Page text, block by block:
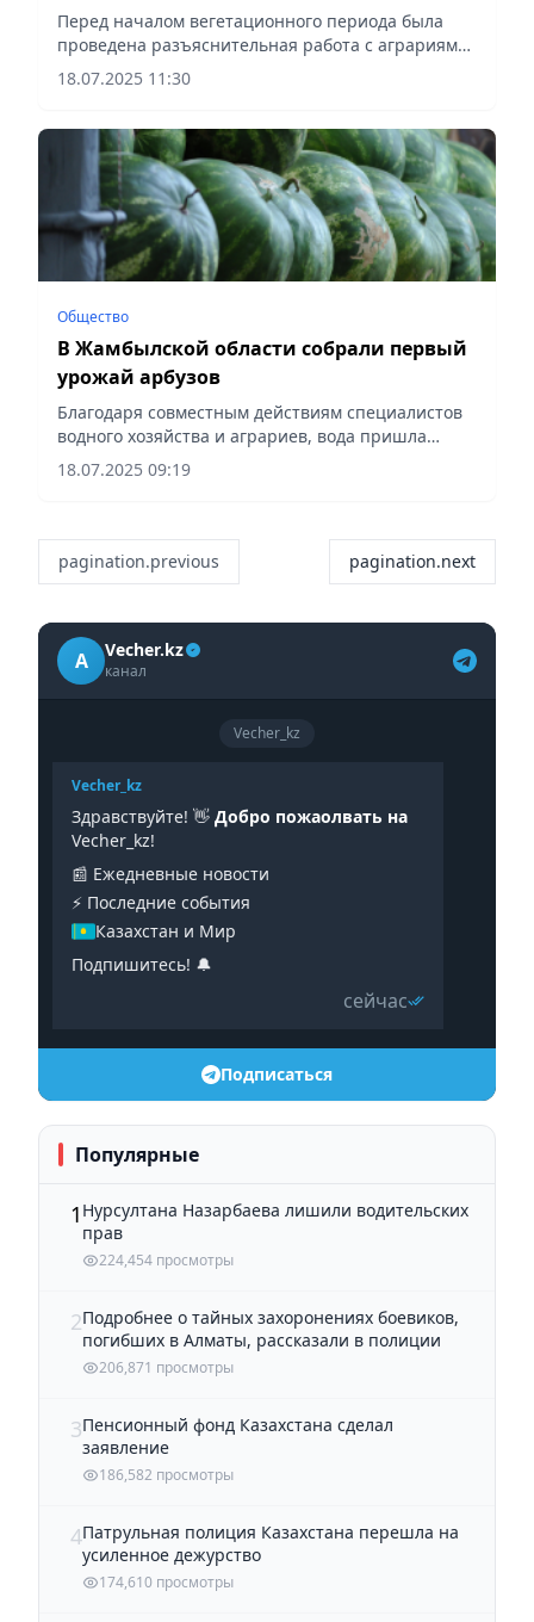
Перед началом вегетационного периода была
проведена разъяснительная работа с аграриями
о соблюдении севооборота, сообщает Vecher.kz.
18.07.2025 11:30
Общество
В Жамбылской области собрали первый
урожай арбузов
Благодаря совместным действиям специалистов
водного хозяйства и аграриев, вода пришла
вовремя, сообщает Vecher.kz.
18.07.2025 09:19
pagination.previous pagination.next
A Vecher.kz
канал
Vecher_kz
Vecher_kz
Здравствуйте! 👋 Добро пожаолвать на
Vecher_kz!
📰 Ежедневные новости
⚡️ Последние события
Казахстан и Мир
Подпишитесь! 🔔
сейчас
Подписаться
Популярные
1 Нурсултана Назарбаева лишили водительских
прав
224,454 просмотры
2Подробнее о тайных захоронениях боевиков,
погибших в Алматы, рассказали в полиции
206,871 просмотры
3Пенсионный фонд Казахстана сделал
заявление
186,582 просмотры
4Патрульная полиция Казахстана перешла на
усиленное дежурство
174,610 просмотры